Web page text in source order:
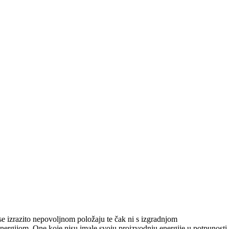
izrazito nepovoljnom položaju te čak ni s izgradnjom